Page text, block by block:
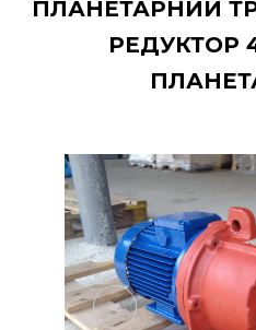
ПЛАНЕТАРНИЙ
РЕДУКТОР
<